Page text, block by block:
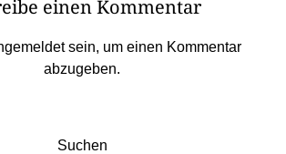
einen Kommentar
sein, um einen Kommentar
abzugeben.
Suchen